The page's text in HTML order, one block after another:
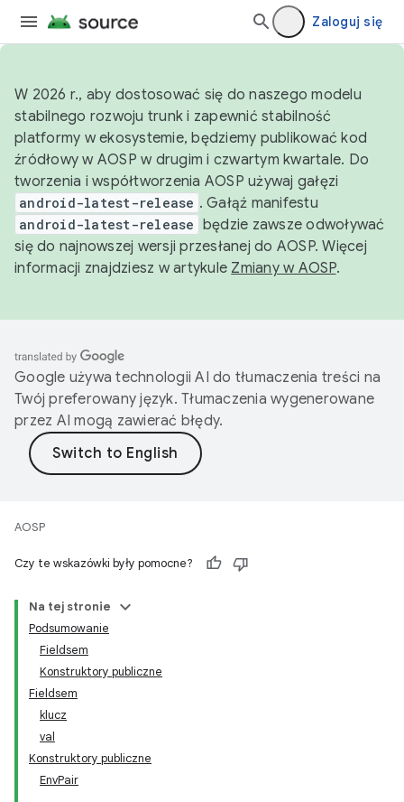
Zaloguj się
W 2026 r., aby dostosować się do naszego modelu
stabilnego rozwoju trunk i zapewnić stabilność
platformy w ekosystemie, będziemy publikować kod
źródłowy w AOSP w drugim i czwartym kwartale. Do
tworzenia i współtworzenia AOSP używaj gałęzi
android-latest-release . Gałąź manifestu
android-latest-release będzie zawsze odwoływać
się do najnowszej wersji przesłanej do AOSP. Więcej
informacji znajdziesz w artykule Zmiany w AOSP.
Google używa technologii AI do tłumaczenia treści na
Twój preferowany język. Tłumaczenia wygenerowane
przez AI mogą zawierać błędy.
AOSP
Czy te wskazówki były pomocne?
Na tej stronie
Podsumowanie
Fieldsem
Konstruktory publiczne
Fieldsem
klucz
val
Konstruktory publiczne
EnvPair